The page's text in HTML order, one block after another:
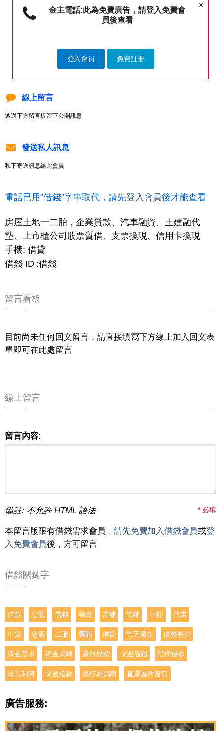
×
金主電話:此為免費廣告，請登入免費會
員後查看
登入會員 免費註冊
線上留言
透過下方留言板留下公開訊息
發送私人訊息
私下寄送訊息給此會員
電話已用"借錢"字串取代，請先登入會員後才能查看
房屋土地一二胎，企業貸款、汽車融資、土建融代
墊、上市櫃公司股票質借、支票換現、信用卡換現
手機: 借貸
借錢 ID :借錢
留言看板
目前尚未任何回文留言，請直接填寫下方線上加入回文表
單即可在此處留言
線上留言
留言內容:
備註: 不允許 HTML 語法 *必填
本留言版限有借錢需求會員， 請先免費加入借錢會員或登
入免費會員後，方可留言
借錢關鍵字
借款 息低 借錢 融資 當舖 當鋪 小額 代書
車貸 急需 二胎 票貼 信貸 當天撥款 債務整合
資金需求 資金周轉 當日撥款 快速借錢 證件借款
非高利貸 快速撥款 銀行經銷商 直屬進件窗口
廣告服務: